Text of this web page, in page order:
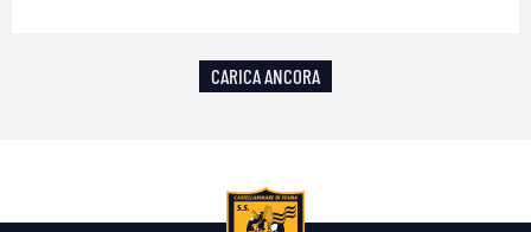
CARICA ANCORA